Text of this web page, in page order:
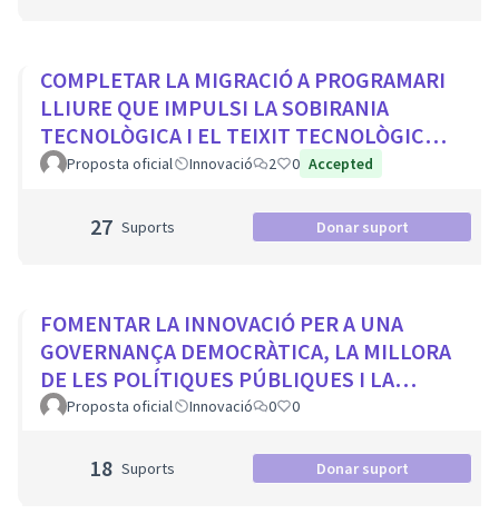
COMPLETAR LA MIGRACIÓ A PROGRAMARI
LLIURE QUE IMPULSI LA SOBIRANIA
TECNOLÒGICA I EL TEIXIT TECNOLÒGIC
LOCAL
Proposta oficial Innovació 2 0 Accepted
27 Suports Donar suport
FOMENTAR LA INNOVACIÓ PER A UNA
GOVERNANÇA DEMOCRÀTICA, LA MILLORA
DE LES POLÍTIQUES PÚBLIQUES I LA
TRANSFORMACIÓ SOCIAL
Proposta oficial Innovació 0 0
18 Suports Donar suport